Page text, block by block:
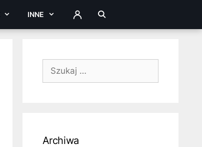
INNE ZALOGUJ
Szukaj:
Archiwa